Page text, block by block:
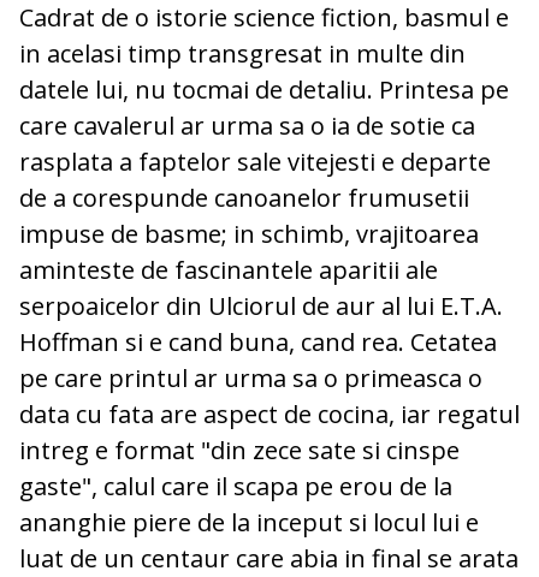
Cadrat de o istorie science fiction, basmul e
in acelasi timp transgresat in multe din
datele lui, nu tocmai de detaliu. Printesa pe
care cavalerul ar urma sa o ia de sotie ca
rasplata a faptelor sale vitejesti e departe
de a corespunde canoanelor frumusetii
impuse de basme; in schimb, vrajitoarea
aminteste de fascinantele aparitii ale
serpoaicelor din Ulciorul de aur al lui E.T.A.
Hoffman si e cand buna, cand rea. Cetatea
pe care printul ar urma sa o primeasca o
data cu fata are aspect de cocina, iar regatul
intreg e format "din zece sate si cinspe
gaste", calul care il scapa pe erou de la
ananghie piere de la inceput si locul lui e
luat de un centaur care abia in final se arata